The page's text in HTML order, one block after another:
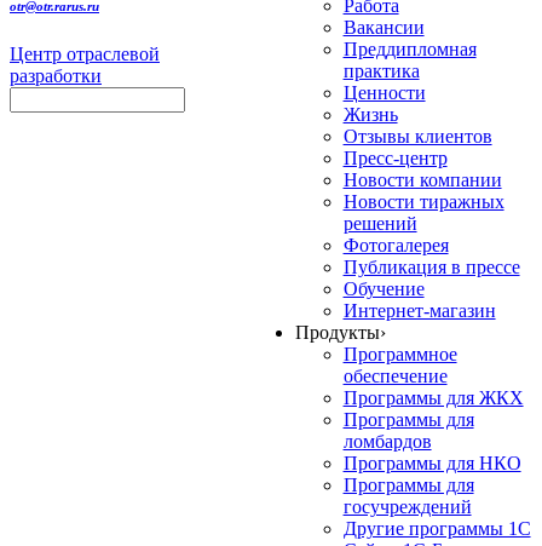
otr@otr.rarus.ru
Центр отраслевой
разработки
Работа
Вакансии
Преддипломная
практика
Ценности
Жизнь
Отзывы клиентов
Пресс-центр
Новости компании
Новости тиражных
решений
Фотогалерея
Публикация в прессе
Обучение
Интернет-магазин
Продукты›
Программное
обеспечение
Программы для ЖКХ
Программы для
ломбардов
Программы для НКО
Программы для
госучреждений
Другие программы 1С